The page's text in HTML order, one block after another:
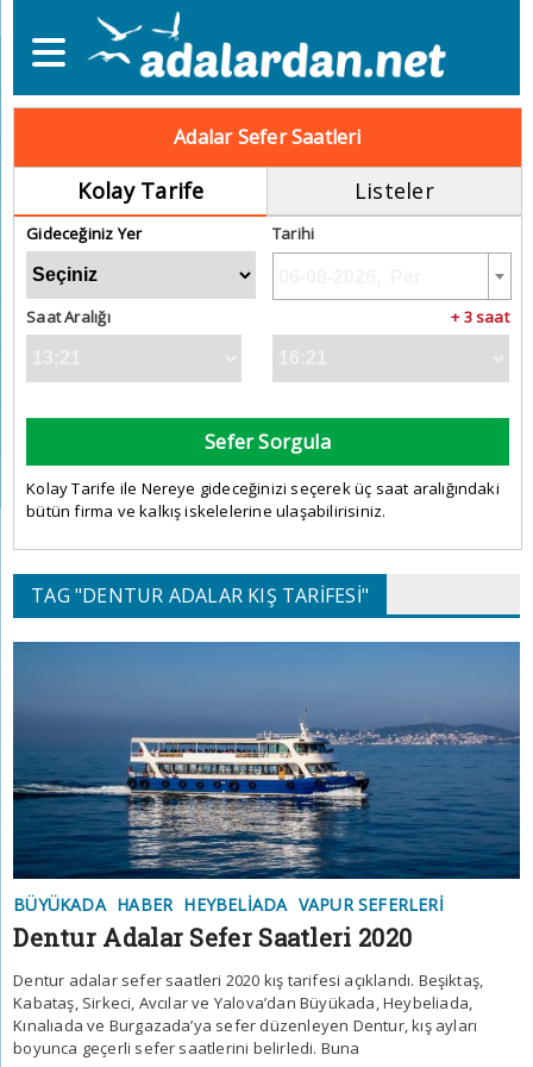
Adalar Sefer Saatleri
Kolay Tarife Listeler
Gideceğiniz Yer Tarihi
Saat Aralığı + 3 saat
Sefer Sorgula
Kolay Tarife ile Nereye gideceğinizi seçerek üç saat aralığındaki
bütün firma ve kalkış iskelelerine ulaşabilirisiniz.
TAG "DENTUR ADALAR KIŞ TARIFESI"
BÜYÜKADA HABER HEYBELIADA VAPUR SEFERLERI
Dentur Adalar Sefer Saatleri 2020
Dentur adalar sefer saatleri 2020 kış tarifesi açıklandı. Beşiktaş,
Kabataş, Sirkeci, Avcılar ve Yalova’dan Büyükada, Heybeliada,
Kınalıada ve Burgazada’ya sefer düzenleyen Dentur, kış ayları
boyunca geçerli sefer saatlerini belirledi. Buna